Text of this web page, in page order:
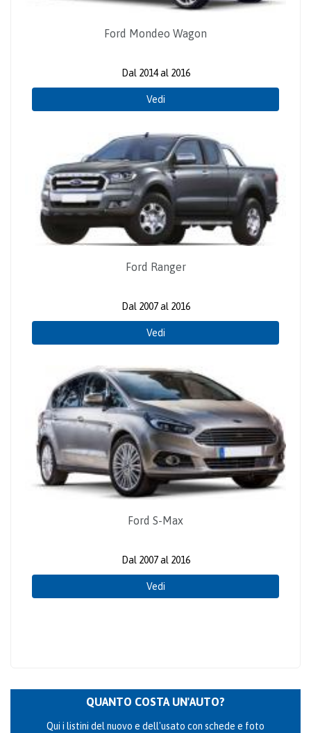
Ford Mondeo Wagon
Dal 2014 al 2016
Vedi
Ford Ranger
Dal 2007 al 2016
Vedi
Ford S-Max
Dal 2007 al 2016
Vedi
QUANTO COSTA UN'AUTO?
Qui i listini del nuovo e dell'usato con schede e foto